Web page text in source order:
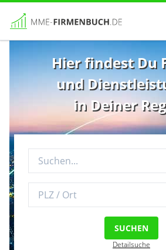
Hier findest Du
und
in Deiner
SUCHEN
Detailsuche